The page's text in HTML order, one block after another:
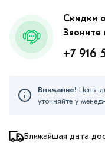
Ближайшая дата
Скидки
Звоните
+7 916
Внимание! Цены
уточняйте у